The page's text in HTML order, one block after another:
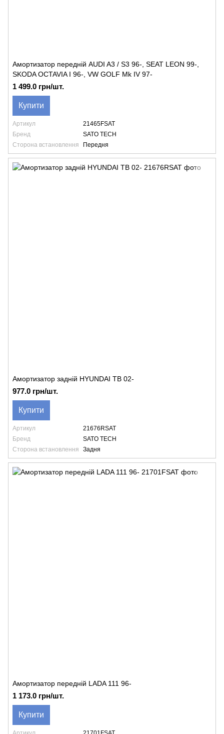
Амортизатор передній AUDI A3 / S3 96-, SEAT LEON 99-,
SKODA OCTAVIA I 96-, VW GOLF Mk IV 97-
1 499.0 грн/шт.
Купити
Артикул
21465FSAT
Бренд
SATO TECH
Сторона встановлення
Передня
Амортизатор задній HYUNDAI TB 02-
977.0 грн/шт.
Купити
Артикул
21676RSAT
Бренд
SATO TECH
Сторона встановлення
Задня
Амортизатор передній LADA 111 96-
1 173.0 грн/шт.
Купити